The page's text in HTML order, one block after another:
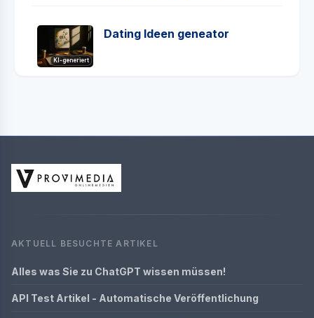
KI-generiert
Dating Ideen geneator
AKTUELL BESUCHTE ARTIKEL
Alles was Sie zu ChatGPT wissen müssen!
API Test Artikel - Automatische Veröffentlichung